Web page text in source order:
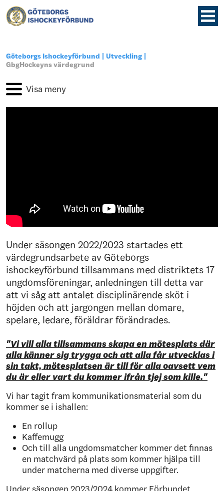
Göteborgs Ishockeyförbund
Utveckling
GbgHockeyns värdegrund
Under säsongen 2022/2023 startades ett
värdegrundsarbete av Göteborgs
ishockeyförbund tillsammans med distriktets 17
ungdomsföreningar, anledningen till detta var
att vi såg att antalet disciplinärende sköt i
höjden och att jargongen mellan domare,
spelare, ledare, föräldrar förändrades.
"Vi vill alla tillsammans skapa en mötesplats där
alla känner sig trygga och att alla får utvecklas i
sin takt, mötesplatsen är till för alla oavsett vem
du är eller vart du kommer ifrån tjej som kille."
Vi har tagit fram kommunikationsmaterial som du
kommer se i ishallen:
En rollup
Kaffemugg
Och till alla ungdomsmatcher kommer det finnas
en matchvärd på plats som kommer hjälpa till
under matcherna med diverse uppgifter.
Under säsongen 2023/2024 kommer Förbundet